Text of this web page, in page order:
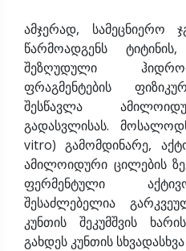
ამჯერად, სამეცნიერო
წარმოადგენს
შეზღუდული
ფრაგმენტების
შესწავლა
გადასვლისას.
vitro) გამომდინარე,
ამილოიდური ცილების
ფერმენტული
შესაძლებელია
კუნთის შეკუმშვის
გახდეს კუნთის